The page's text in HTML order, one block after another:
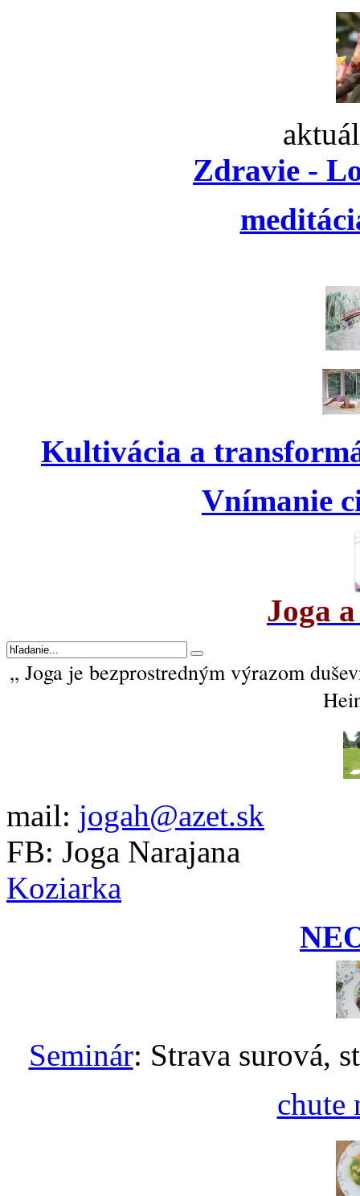
Zdravie -
Kultivácia a
Vnímanie
Joga
„ Joga je bezprostredným výrazom
mail: jogah@azet.sk
FB: Joga Narajana
Koziarka
Seminár: Strava surová,
chute